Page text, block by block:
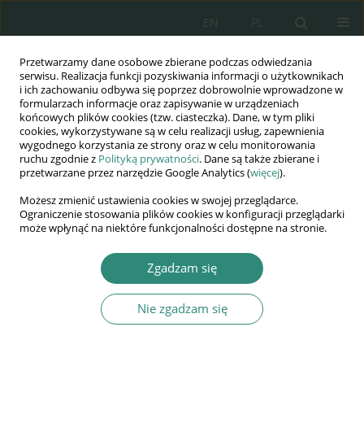
Przetwarzamy dane osobowe zbierane podczas odwiedzania
serwisu. Realizacja funkcji pozyskiwania informacji o użytkownikach
i ich zachowaniu odbywa się poprzez dobrowolnie wprowadzone w
formularzach informacje oraz zapisywanie w urządzeniach
końcowych plików cookies (tzw. ciasteczka). Dane, w tym pliki
cookies, wykorzystywane są w celu realizacji usług, zapewnienia
wygodnego korzystania ze strony oraz w celu monitorowania
ruchu zgodnie z Polityką prywatności. Dane są także zbierane i
przetwarzane przez narzędzie Google Analytics (więcej).
Możesz zmienić ustawienia cookies w swojej przeglądarce.
Ograniczenie stosowania plików cookies w konfiguracji przeglądarki
może wpłynąć na niektóre funkcjonalności dostępne na stronie.
Zgadzam się
Nie zgadzam się
PL
EN
Wydawnictwo
AWSGE
Akademia Nauk Stosowanych
WSGE
im. Alcide De Gasperi
Janina Florczykiewicz
Presja w pracy nauczyciela jako czynnik